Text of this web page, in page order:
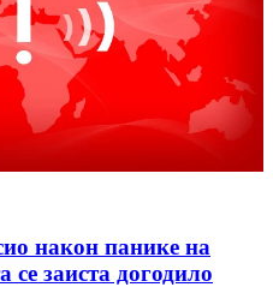
након панике на
заиста догодило